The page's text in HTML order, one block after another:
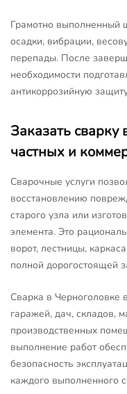
Грамотно выполненный
осадки, вибрации,
перепады. После
необходимости
антикоррозийную
Заказать сварку
частных и
Сварочные услуги
восстановлению
старого узла или
элемента. Это
ворот, лестницы,
полной дорогостоящей
Сварка в Черноголовке
гаражей, дач, складов,
производственных
выполнение работ
безопасность
каждого выполненного